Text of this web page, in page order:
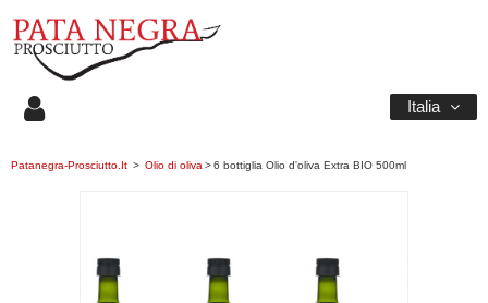
Italia
Patanegra-Prosciutto.it > Olio di oliva > 6 bottiglia Olio d'oliva Extra BIO 500ml